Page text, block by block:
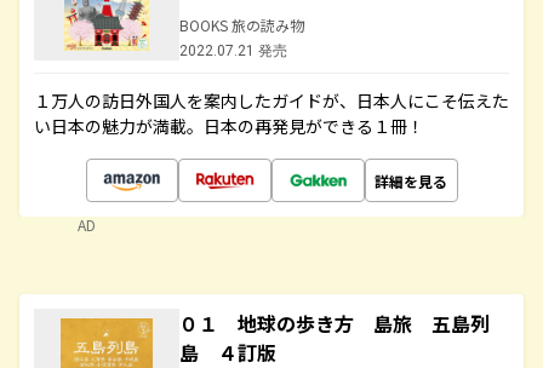
BOOKS 旅の読み物
2022.07.21 発売
１万人の訪日外国人を案内したガイドが、日本人にこそ伝えた
い日本の魅力が満載。日本の再発見ができる１冊！
詳細を見る
AD
０１ 地球の歩き方 島旅 五島列
島 ４訂版